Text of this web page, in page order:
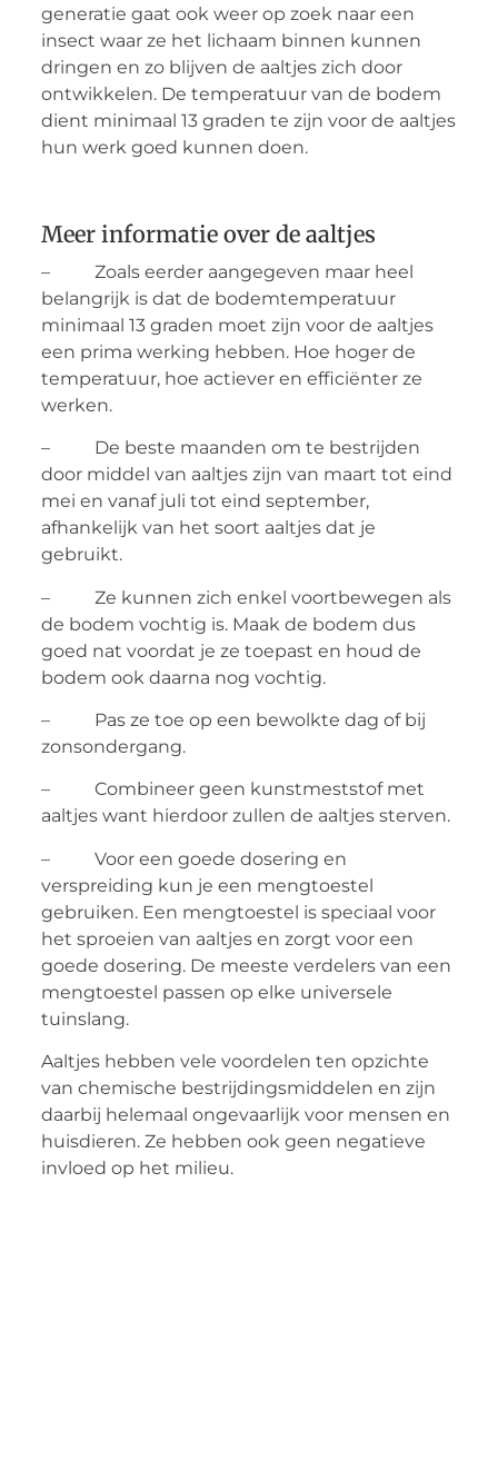
generatie gaat ook weer op zoek naar een
insect waar ze het lichaam binnen kunnen
dringen en zo blijven de aaltjes zich door
ontwikkelen. De temperatuur van de bodem
dient minimaal 13 graden te zijn voor de aaltjes
hun werk goed kunnen doen.
Meer informatie over de aaltjes
– Zoals eerder aangegeven maar heel
belangrijk is dat de bodemtemperatuur
minimaal 13 graden moet zijn voor de aaltjes
een prima werking hebben. Hoe hoger de
temperatuur, hoe actiever en efficiënter ze
werken.
– De beste maanden om te bestrijden
door middel van aaltjes zijn van maart tot eind
mei en vanaf juli tot eind september,
afhankelijk van het soort aaltjes dat je
gebruikt.
– Ze kunnen zich enkel voortbewegen als
de bodem vochtig is. Maak de bodem dus
goed nat voordat je ze toepast en houd de
bodem ook daarna nog vochtig.
– Pas ze toe op een bewolkte dag of bij
zonsondergang.
– Combineer geen kunstmeststof met
aaltjes want hierdoor zullen de aaltjes sterven.
– Voor een goede dosering en
verspreiding kun je een mengtoestel
gebruiken. Een mengtoestel is speciaal voor
het sproeien van aaltjes en zorgt voor een
goede dosering. De meeste verdelers van een
mengtoestel passen op elke universele
tuinslang.
Aaltjes hebben vele voordelen ten opzichte
van chemische bestrijdingsmiddelen en zijn
daarbij helemaal ongevaarlijk voor mensen en
huisdieren. Ze hebben ook geen negatieve
invloed op het milieu.